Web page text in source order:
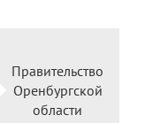
Правительство
Оренбургской
области